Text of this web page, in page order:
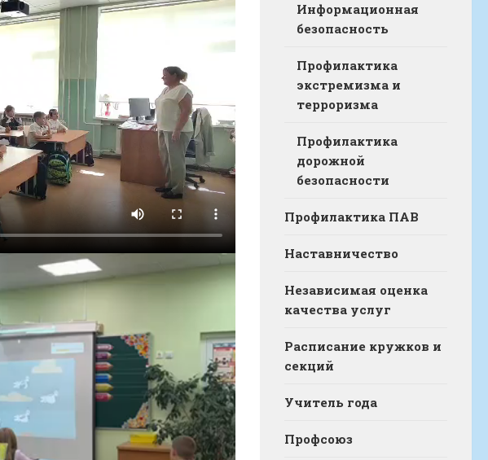
Информационная
безопасность
Профилактика
экстремизма и
терроризма
Профилактика
дорожной
безопасности
Профилактика ПАВ
Наставничество
Независимая оценка
качества услуг
Расписание кружков и
секций
Учитель года
Профсоюз